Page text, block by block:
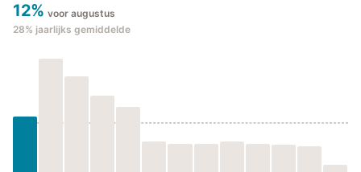
12% voor augustus
28% jaarlijks gemiddelde